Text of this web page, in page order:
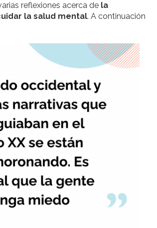
reflexiones acerca de la
la salud mental. A continuación